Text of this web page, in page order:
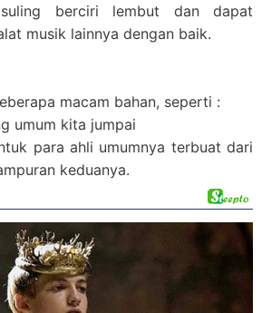
suling berciri lembut dan dapat
musik lainnya dengan baik.
macam bahan, seperti :
umum kita jumpai
para ahli umumnya terbuat dari
keduanya.